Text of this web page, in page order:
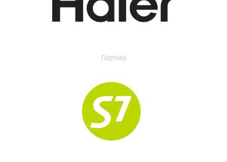
Партнер